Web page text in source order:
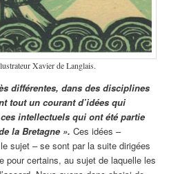
Xavier de Langlais.
différentes, dans des disciplines
tout un courant d’idées qui
intellectuels qui ont été partie
la Bretagne ».Ces idées –
sujet – se sont par la suite dirigées
pour certains, au sujet de laquelle les